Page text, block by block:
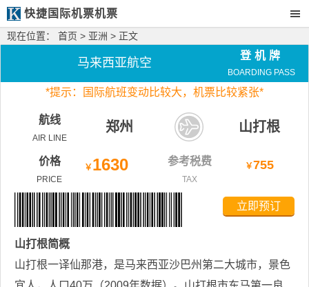
快捷国际机票机票
现在位置： 首页 > 亚洲 > 正文
马来西亚航空
登机牌
BOARDING PASS
*提示：国际航班变动比较大， 机票比较紧张*
航线
AIR LINE
郑州 山打根
价格
PRICE
￥ 1630 参考税费
TAX
￥755
立即预订
山打根简概
山打根一译仙那港，是马来西亚沙巴州第二大城市，景色